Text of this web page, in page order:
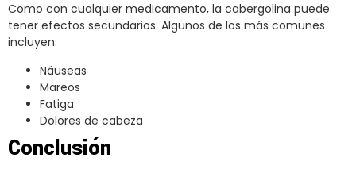
Como con cualquier medicamento, la cabergolina puede
tener efectos secundarios. Algunos de los más comunes
incluyen:
Náuseas
Mareos
Fatiga
Dolores de cabeza
Conclusión